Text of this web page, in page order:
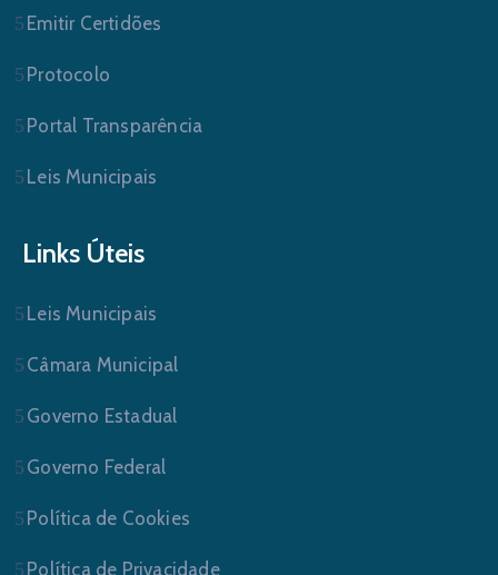
Emitir Certidões
Protocolo
Portal Transparência
Leis Municipais
Links Úteis
Leis Municipais
Câmara Municipal
Governo Estadual
Governo Federal
Política de Cookies
Política de Privacidade